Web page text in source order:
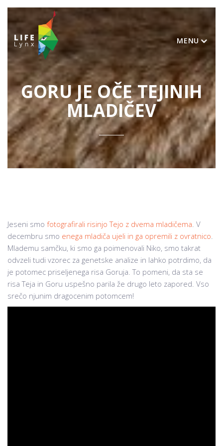
MENU
GORU JE OČE TEJINIH
MLADIČEV
Jeseni smo fotografirali risinjo Tejo z dvema mladičema. V
decembru smo enega mladiča ujeli in ga opremili z ovratnico.
Mlademu samčku, ki smo ga poimenovali Niko, smo takrat
odvzeli tudi vzorec za genetske analize in lahko potrdimo, da
je potomec priseljenega risa Goruja. To pomeni, da sta se
risa Teja in Goru uspešno parila že drugo leto zapored. Vso
srečo njunim dragocenim potomcem!